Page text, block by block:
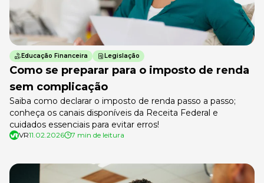
Educação Financeira Legislação
Como se preparar para o imposto de renda
sem complicação
Saiba como declarar o imposto de renda passo a passo;
conheça os canais disponíveis da Receita Federal e
cuidados essenciais para evitar erros!
VR11.02.2026 7 min de leitura